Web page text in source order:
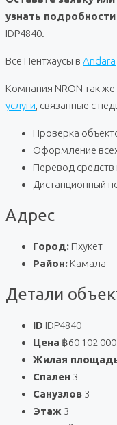
узнать
IDP4840.
Все Пентхаусы в Andara
Компания NRON так
услуги , связанные с
Проверка
Оформление
Перевод
Дистанционный
Адрес
Город: Пхукет
Район: Камала
Детали
ID IDP4840
Цена ฿60 102 000
Жилая
Спален 3
Санузлов 3
Этаж 3